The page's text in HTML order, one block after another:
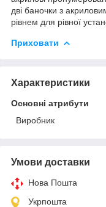
дві баночки з
рівнем для рівної
Приховати
Характеристики
Основні атрибути
Виробник
Умови доставки
Нова Пошта
Укрпошта